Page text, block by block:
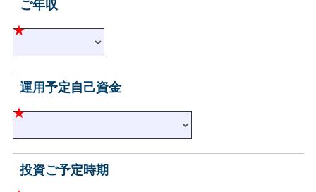
ご年収
運用予定自己資金
投資ご予定時期